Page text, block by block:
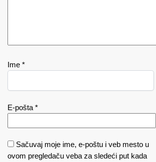
Ime *
E-pošta *
Sačuvaj moje ime, e-poštu i veb mesto u
ovom pregledaču veba za sledeći put kada